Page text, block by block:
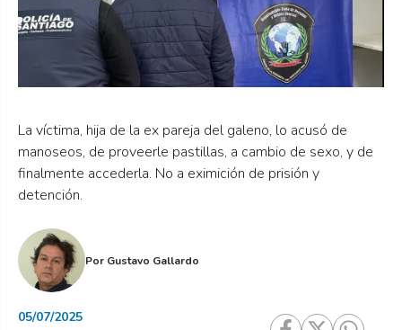
La víctima, hija de la ex pareja del galeno, lo acusó de
manoseos, de proveerle pastillas, a cambio de sexo, y de
finalmente accederla. No a eximición de prisión y
detención.
Por Gustavo Gallardo
05/07/2025